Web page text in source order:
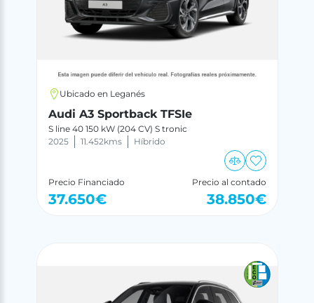
Ubicado en Leganés
Audi A3 Sportback TFSIe
S line 40 150 kW (204 CV) S tronic
2025
11.452kms Híbrido
Precio Financiado
37.650€
Precio al contado
38.850€